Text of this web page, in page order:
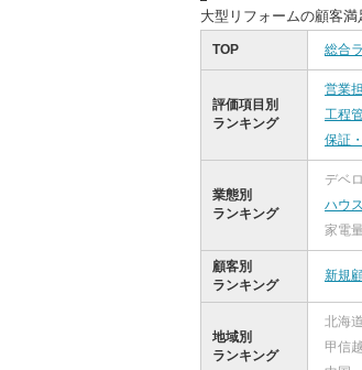
大型リフォームの顧客満
TOP 総合
評価項目別
ランキング
営業
工程
保証
業態別
ランキング
デベ
ハウ
家電
顧客別
ランキング
新規
地域別
ランキング
北海道
甲信